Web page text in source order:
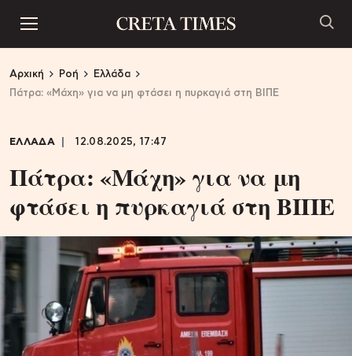
Αρχική Ροή
Ελλάδα
Πάτρα: «Μάχη» για να μη φτάσει η πυρκαγιά στη ΒΙΠΕ
ΕΛΛΑΔΑ 12.08.2025, 17:47
Πάτρα: «Μάχη» για να μη
φτάσει η πυρκαγιά στη ΒΙΠΕ